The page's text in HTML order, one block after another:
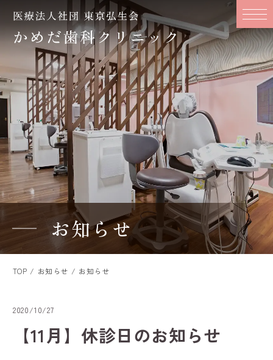
お知らせ
TOP お知らせ お知らせ
2020/10/27
【11月】休診日のお知らせ